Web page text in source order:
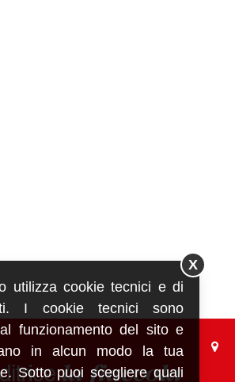
utilizza cookie tecnici e di
I cookie tecnici sono
funzionamento del sito e
in alcun modo la tua
Sotto puoi scegliere quali
X